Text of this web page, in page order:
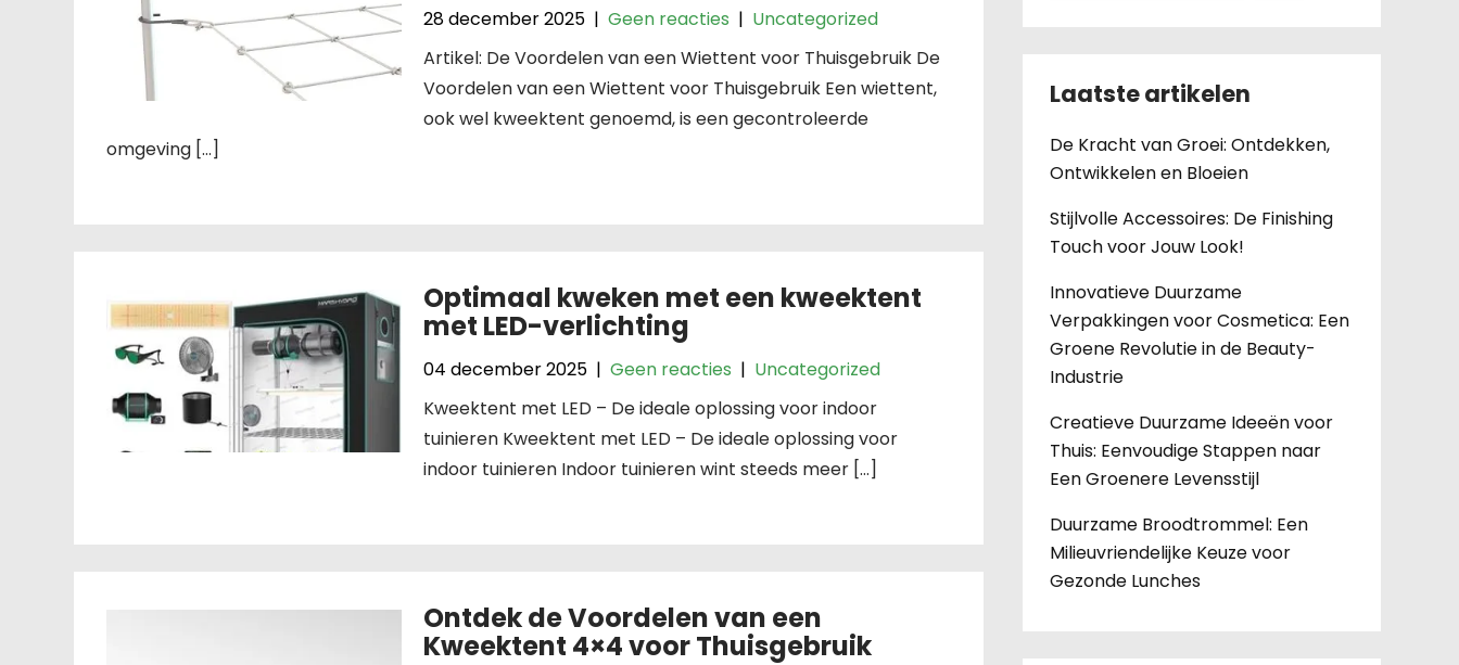
28 december 2025 |Geen reacties | Uncategorized
Artikel: De Voordelen van een Wiettent voor Thuisgebruik De
Voordelen van een Wiettent voor Thuisgebruik Een wiettent,
ook wel kweektent genoemd, is een gecontroleerde
omgeving […]
Optimaal kweken met een kweektent
met LED-verlichting
04 december 2025 |Geen reacties | Uncategorized
Kweektent met LED – De ideale oplossing voor indoor
tuinieren Kweektent met LED – De ideale oplossing voor
indoor tuinieren Indoor tuinieren wint steeds meer […]
Ontdek de Voordelen van een
Kweektent 4×4 voor Thuisgebruik
Laatste artikelen
De Kracht van Groei: Ontdekken,
Ontwikkelen en Bloeien
Stijlvolle Accessoires: De Finishing
Touch voor Jouw Look!
Innovatieve Duurzame
Verpakkingen voor Cosmetica: Een
Groene Revolutie in de Beauty-
Industrie
Creatieve Duurzame Ideeën voor
Thuis: Eenvoudige Stappen naar
Een Groenere Levensstijl
Duurzame Broodtrommel: Een
Milieuvriendelijke Keuze voor
Gezonde Lunches